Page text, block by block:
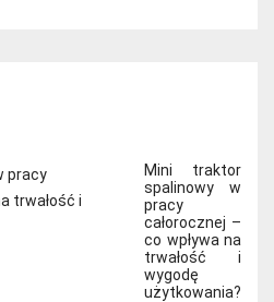
Mini traktor
spalinowy w
pracy
całorocznej –
co wpływa na
trwałość i
wygodę
użytkowania?